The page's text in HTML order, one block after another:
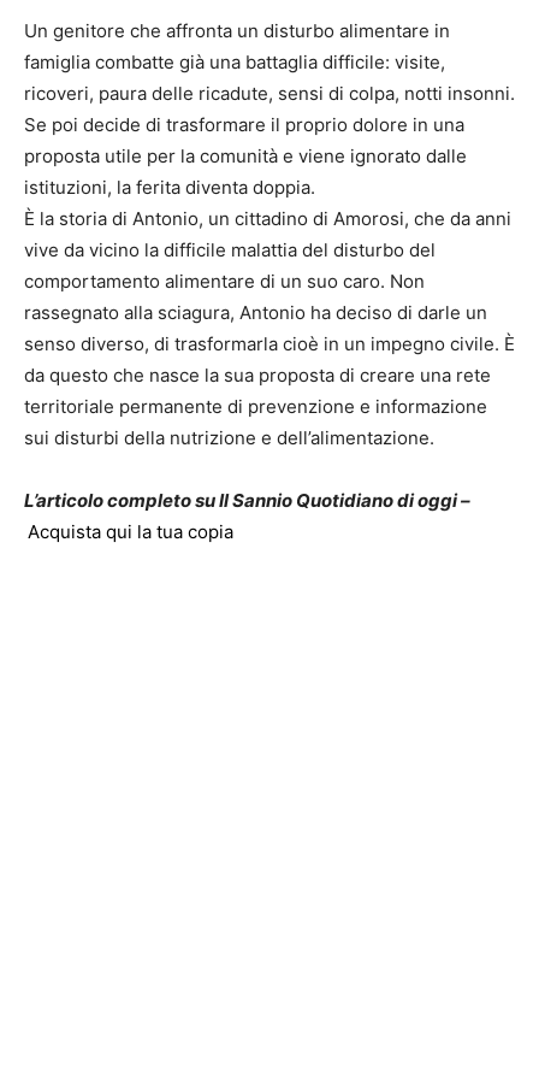
Un genitore che affronta un disturbo alimentare in
famiglia combatte già una battaglia difficile: visite,
ricoveri, paura delle ricadute, sensi di colpa, notti insonni.
Se poi decide di trasformare il proprio dolore in una
proposta utile per la comunità e viene ignorato dalle
istituzioni, la ferita diventa doppia.
È la storia di Antonio, un cittadino di Amorosi, che da anni
vive da vicino la difficile malattia del disturbo del
comportamento alimentare di un suo caro. Non
rassegnato alla sciagura, Antonio ha deciso di darle un
senso diverso, di trasformarla cioè in un impegno civile. È
da questo che nasce la sua proposta di creare una rete
territoriale permanente di prevenzione e informazione
sui disturbi della nutrizione e dell’alimentazione.
L’articolo completo su Il Sannio Quotidiano di oggi –
Acquista qui la tua copia